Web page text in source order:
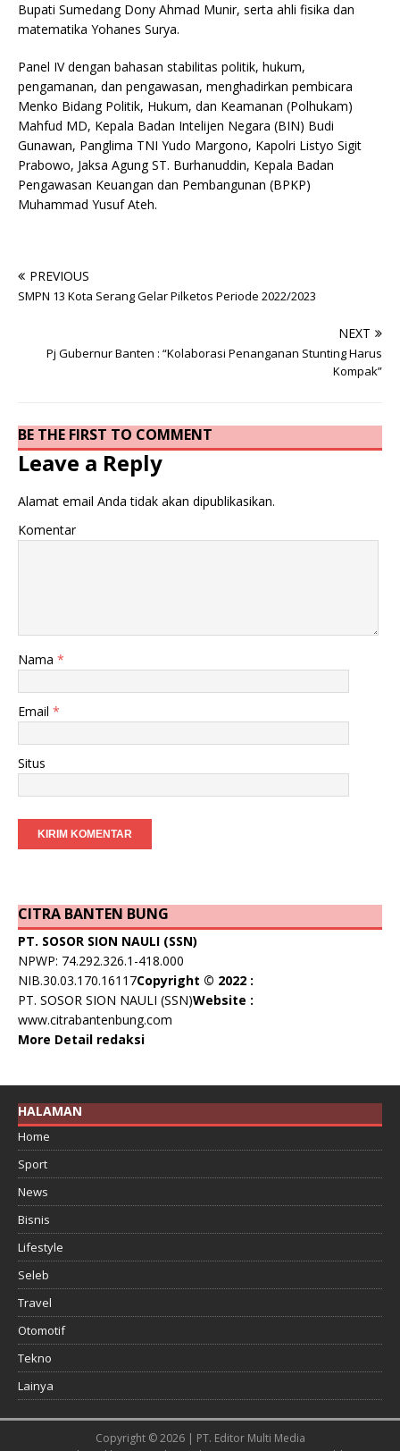
Bupati Sumedang Dony Ahmad Munir, serta ahli fisika dan
matematika Yohanes Surya.
Panel IV dengan bahasan stabilitas politik, hukum,
pengamanan, dan pengawasan, menghadirkan pembicara
Menko Bidang Politik, Hukum, dan Keamanan (Polhukam)
Mahfud MD, Kepala Badan Intelijen Negara (BIN) Budi
Gunawan, Panglima TNI Yudo Margono, Kapolri Listyo Sigit
Prabowo, Jaksa Agung ST. Burhanuddin, Kepala Badan
Pengawasan Keuangan dan Pembangunan (BPKP)
Muhammad Yusuf Ateh.
PREVIOUS
SMPN 13 Kota Serang Gelar Pilketos Periode 2022/2023
NEXT
Pj Gubernur Banten : “Kolaborasi Penanganan Stunting Harus
Kompak”
BE THE FIRST TO COMMENT
Leave a Reply
Alamat email Anda tidak akan dipublikasikan.
Komentar
Nama *
Email *
Situs
CITRA BANTEN BUNG
PT. SOSOR SION NAULI (SSN)
NPWP: 74.292.326.1-418.000
NIB.30.03.170.16117Copyright © 2022 :
PT. SOSOR SION NAULI (SSN)Website :
www.citrabantenbung.com
More Detail redaksi
HALAMAN
Home
Sport
News
Bisnis
Lifestyle
Seleb
Travel
Otomotif
Tekno
Lainya
Copyright © 2026 | PT. Editor Multi Media